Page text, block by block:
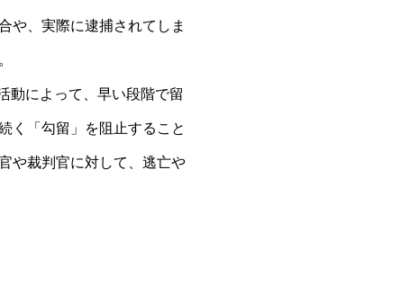
や、実際に逮捕されてしま
動によって、早い段階で留
く「勾留」を阻止すること
や裁判官に対して、逃亡や